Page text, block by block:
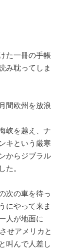
た一冊の手帳
み耽ってしま
間欧州を放浪
峡を越え、ナ
キという厳寒
からジブラル
た。
次の車を待っ
にやって来ま
人が地面に
せアメリカと
叫んで人差し